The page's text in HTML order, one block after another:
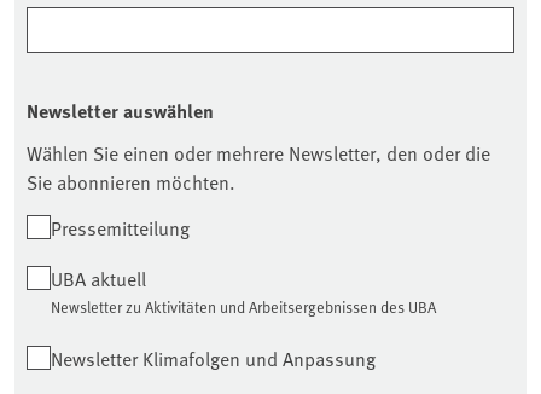
Newsletter auswählen
Wählen Sie einen oder mehrere Newsletter, den oder die
Sie abonnieren möchten.
Pressemitteilung
UBA aktuell
Newsletter zu Aktivitäten und Arbeitsergebnissen des UBA
Newsletter Klimafolgen und Anpassung